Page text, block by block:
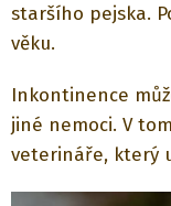
staršího pejska.
věku.
Inkontinence
jiné nemoci. V
veterináře, který